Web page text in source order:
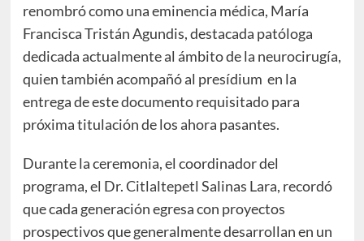
renombró como una eminencia médica, María
Francisca Tristán Agundis, destacada patóloga
dedicada actualmente al ámbito de la neurocirugía,
quien también acompañó al presídium en la
entrega de este documento requisitado para
próxima titulación de los ahora pasantes.
Durante la ceremonia, el coordinador del
programa, el Dr. Citlaltepetl Salinas Lara, recordó
que cada generación egresa con proyectos
prospectivos que generalmente desarrollan en un